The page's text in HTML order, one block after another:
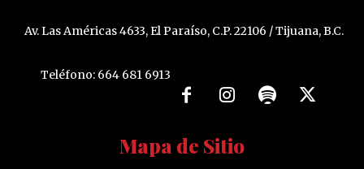
Av. Las Américas 4633, El Paraíso, C.P. 22106 / Tijuana, B.C.
Teléfono: 664 681 6913
Mapa de Sitio